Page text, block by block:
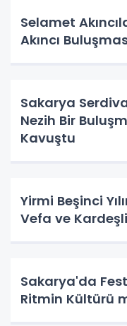
Selamet
Akıncı
Sakarya
Nezih Bir
Kavuştu
Yirmi Beşinci
Vefa ve
Sakarya'da
Ritmin Kültürü